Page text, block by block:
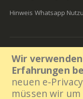
Wir
Erfahrungen
neuen e-
müssen wir
Hinweis Whatsapp
Lens30 2018. All Rights
ÖFFNUNGSZEITEN:
Mo - Fr / 08:00–16:00 Uhr